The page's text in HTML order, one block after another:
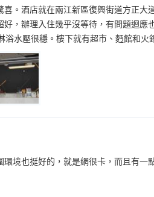
。酒店就在兩江新區復興街道方正
，辦理入住幾乎沒等待，有問題迴
水壓很穩。樓下就有超市、麪館和
境也挺好的，就是網很卡，而且有